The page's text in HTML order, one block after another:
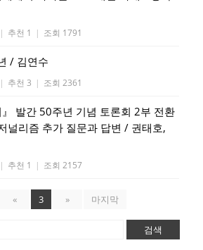
| 추천 1 | 조회 1791
/ 김연수
| 추천 3 | 조회 2361
』 발간 50주년 기념 토론회 2부 전환
널리즘 추가 질문과 답변 / 권태호,
| 추천 1 | 조회 2157
« 3 » 마지막
검색